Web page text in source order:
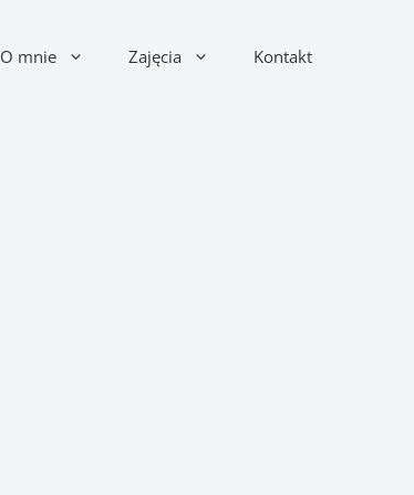
O mnie Zajęcia Kontakt